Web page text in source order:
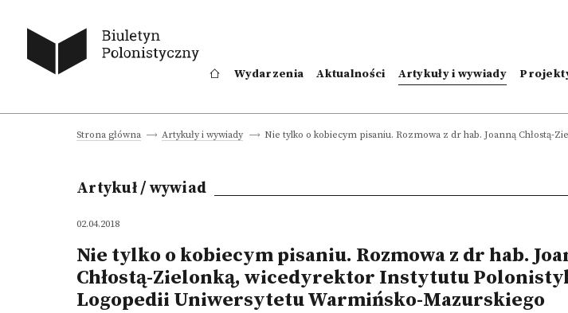
Wydarzenia Aktualności Artykuły i wywiady
Strona główna Artykuły i wywiady Nie tylko o kobiecym pisaniu. Rozmowa z dr hab. Joanną
Artykuł / wywiad
02.04.2018
Nie tylko o kobiecym pisaniu. Rozmowa z dr hab.
Chłostą-Zielonką, wicedyrektor Instytutu
Logopedii Uniwersytetu Warmińsko-Mazurskiego